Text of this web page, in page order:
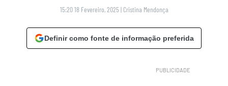
15:20 18 Fevereiro, 2025 | Cristina Mendonça
Definir como fonte de informação preferida